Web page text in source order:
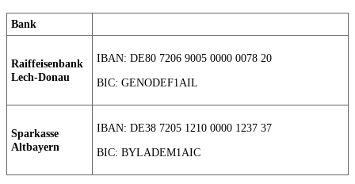
Bank
Raiffeisenbank
Lech-Donau
IBAN: DE80 7206 9005 0000 0078 20
BIC: GENODEF1AIL
Sparkasse
Altbayern
IBAN: DE38 7205 1210 0000 1237 37
BIC: BYLADEM1AIC